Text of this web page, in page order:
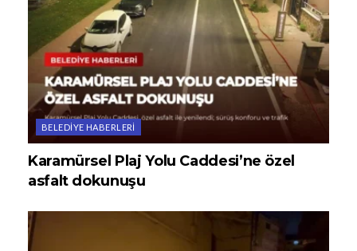
BELEDIYE HABERLERI
Karamürsel Plaj Yolu Caddesi’ne özel
asfalt dokunuşu